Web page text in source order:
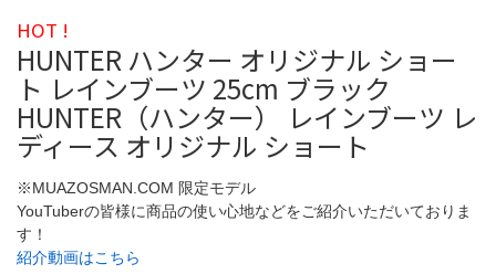
HOT !
HUNTER ハンター オリジナル ショー
ト レインブーツ 25cm ブラック
HUNTER（ハンター） レインブーツ レ
ディース オリジナル ショート
※MUAZOSMAN.COM 限定モデル
YouTuberの皆様に商品の使い心地などをご紹介いただいておりま
す！
紹介動画はこちら